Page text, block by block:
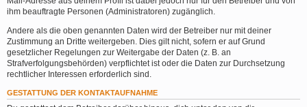
ihm beauftragte Personen (Administratoren) zugänglich.
Andere als die oben genannten Daten wird der Betreiber nur mit deiner
Zustimmung an Dritte weitergeben. Dies gilt nicht, sofern er auf Grund
gesetzlicher Regelungen zur Weitergabe der Daten (z. B. an
Strafverfolgungsbehörden) verpflichtet ist oder die Daten zur Durchsetzung
rechtlicher Interessen erforderlich sind.
GESTATTUNG DER KONTAKTAUFNAHME